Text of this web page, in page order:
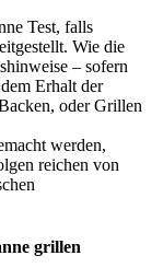
Test, falls
Wie die
– sofern
Erhalt der
oder Grillen
werden,
reichen von
grillen